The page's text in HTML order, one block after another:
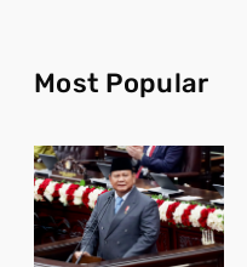
Most Popular